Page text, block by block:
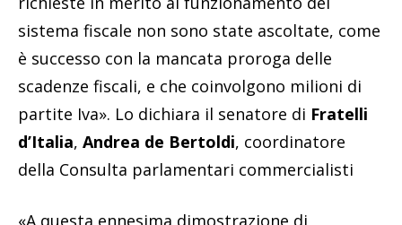
sistema fiscale non sono state ascoltate, come
è successo con la mancata proroga delle
scadenze fiscali, e che coinvolgono milioni di
partite Iva». Lo dichiara il senatore di Fratelli
d’Italia, Andrea de Bertoldi, coordinatore
della Consulta parlamentari commercialisti
«A questa ennesima dimostrazione di